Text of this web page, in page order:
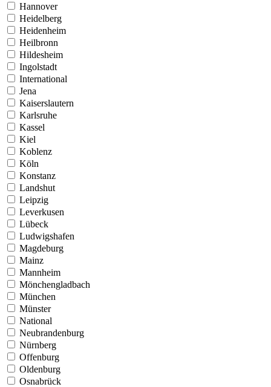
Hannover
Heidelberg
Heidenheim
Heilbronn
Hildesheim
Ingolstadt
International
Jena
Kaiserslautern
Karlsruhe
Kassel
Kiel
Koblenz
Köln
Konstanz
Landshut
Leipzig
Leverkusen
Lübeck
Ludwigshafen
Magdeburg
Mainz
Mannheim
Mönchengladbach
München
Münster
National
Neubrandenburg
Nürnberg
Offenburg
Oldenburg
Osnabrück